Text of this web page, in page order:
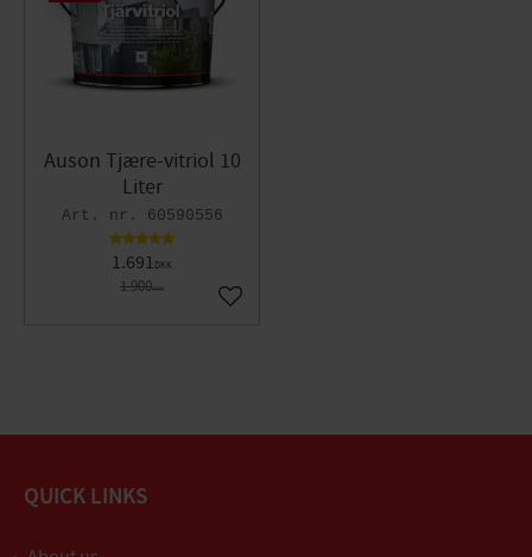
Auson Tjære-vitriol 10
Liter
60590556
1.691DKK
1.900DKK
Gem som favorit
QUICK LINKS